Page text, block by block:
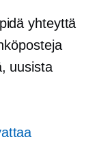
yhteyttä
uusista